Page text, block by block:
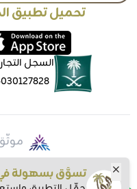
تحميل تطبيق
السجل
تسوَّق بسهولة